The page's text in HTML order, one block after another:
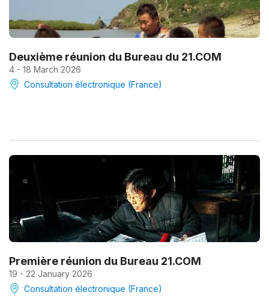
Deuxième réunion du Bureau du 21.COM
4 - 18 March 2026
Consultation électronique (France)
Première réunion du Bureau 21.COM
19 - 22 January 2026
Consultation électronique (France)